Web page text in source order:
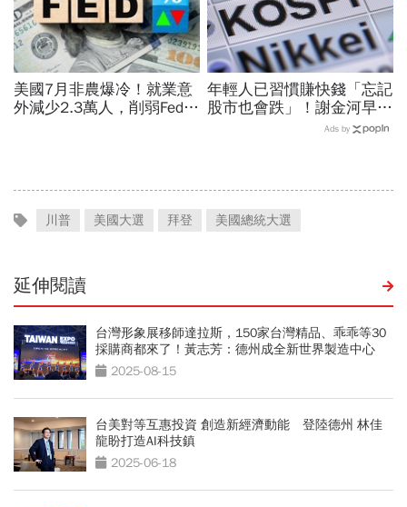
美國7月非農爆冷！就業意
外減少2.3萬人，削弱Fed升
年輕人已習慣賺快錢「忘記
股市也會跌」！謝金河早一
步示警南韓個股槓桿ETF會
Ads by
川普 美國大選 拜登 美國總統大選
延伸閱讀
台灣形象展移師達拉斯，150家台灣精品、乖乖等30
採購商都來了！黃志芳：德州成全新世界製造中心
2025-08-15
台美對等互惠投資 創造新經濟動能 登陸德州 林佳
龍盼打造AI科技鎮
2025-06-18